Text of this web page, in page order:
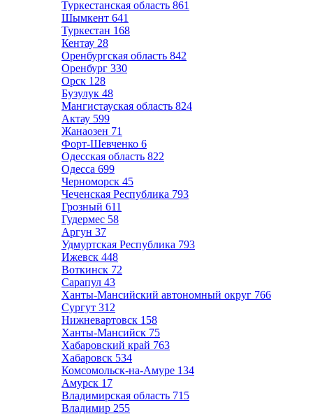
Туркестанская область 861
Шымкент 641
Туркестан 168
Кентау 28
Оренбургская область 842
Оренбург 330
Орск 128
Бузулук 48
Мангистауская область 824
Актау 599
Жанаозен 71
Форт-Шевченко 6
Одесская область 822
Одесса 699
Черноморск 45
Чеченская Республика 793
Грозный 611
Гудермес 58
Аргун 37
Удмуртская Республика 793
Ижевск 448
Воткинск 72
Сарапул 43
Ханты-Мансийский автономный округ 766
Сургут 312
Нижневартовск 158
Ханты-Мансийск 75
Хабаровский край 763
Хабаровск 534
Комсомольск-на-Амуре 134
Амурск 17
Владимирская область 715
Владимир 255